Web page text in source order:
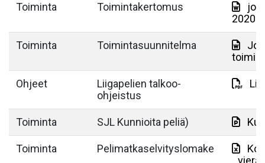
Toiminta Toimintakertomus
Toiminta Toimintasuunnitelma
Ohjeet
Liigapelien talkoo-
ohjeistus
Toiminta SJL Kunnioita peliä)
Toiminta Pelimatkaselvityslomake